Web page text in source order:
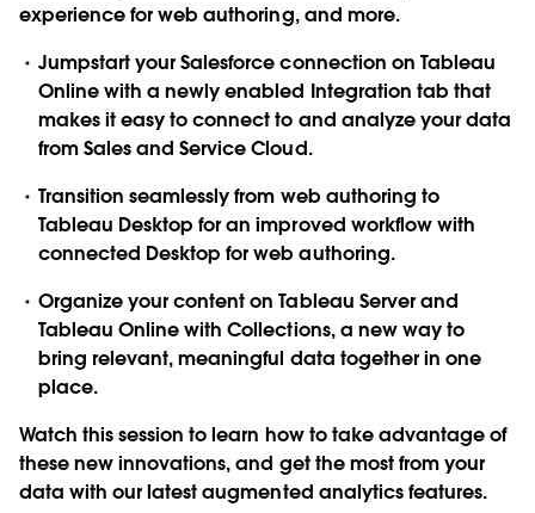
experience for web authoring, and more.
Jumpstart your Salesforce connection on Tableau
Online with a newly enabled Integration tab that
makes it easy to connect to and analyze your data
from Sales and Service Cloud.
Transition seamlessly from web authoring to
Tableau Desktop for an improved workflow with
connected Desktop for web authoring.
Organize your content on Tableau Server and
Tableau Online with Collections, a new way to
bring relevant, meaningful data together in one
place.
Watch this session to learn how to take advantage of
these new innovations, and get the most from your
data with our latest augmented analytics features.